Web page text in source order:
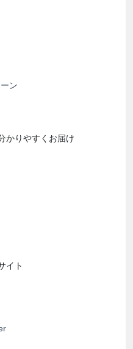
ン
かりやすくお届け
イト